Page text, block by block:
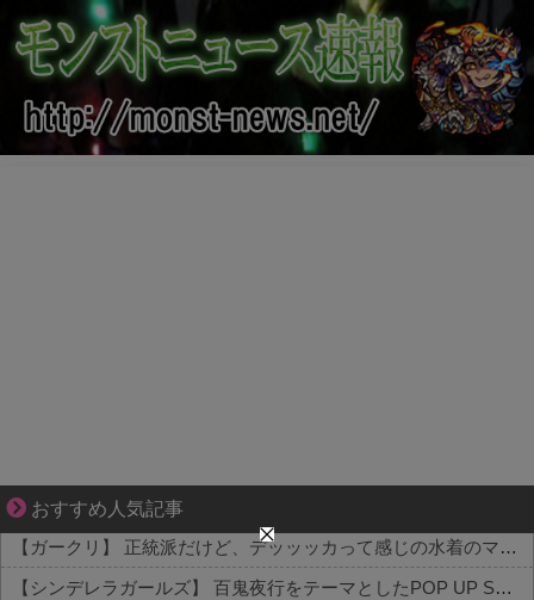
おすすめ人気記事
【マンガ】海外病院トラブルファイル
【ガークリ】 正統派だけど、デッッッカって感じの水着のマネ、ラファエ口、セッシュウへの反応！！！
【シンデレラガールズ】 百鬼夜行をテーマとしたPOP UP SHOPが東京・大阪にて開催